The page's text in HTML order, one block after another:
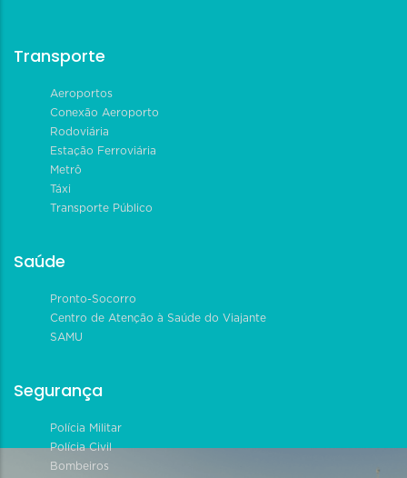
Transporte
Aeroportos
Conexão Aeroporto
Rodoviária
Estação Ferroviária
Metrô
Táxi
Transporte Público
Saúde
Pronto-Socorro
Centro de Atenção à Saúde do Viajante
SAMU
Segurança
Polícia Militar
Polícia Civil
Bombeiros